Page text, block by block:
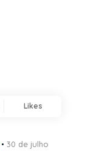
Likes
30 de julho